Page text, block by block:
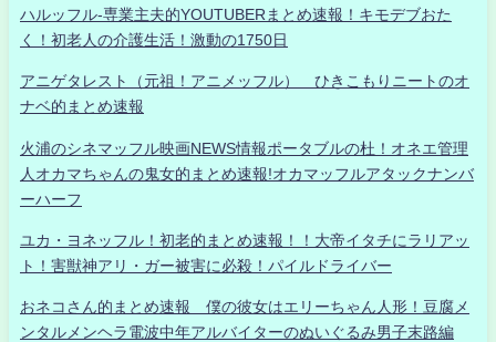
ハルッフル-専業主夫的YOUTUBERまとめ速報！キモデブおた
く！初老人の介護生活！激動の1750日
アニゲタレスト（元祖！アニメッフル） ひきこもりニートのオ
ナベ的まとめ速報
火浦のシネマッフル映画NEWS情報ポータブルの杜！オネエ管理
人オカマちゃんの鬼女的まとめ速報!オカマッフルアタックナンバ
ーハーフ
ユカ・ヨネッフル！初老的まとめ速報！！大帝イタチにラリアッ
ト！害獣神アリ・ガー被害に必殺！パイルドライバー
おネコさん的まとめ速報 僕の彼女はエリーちゃん人形！豆腐メ
ンタルメンヘラ電波中年アルバイターのぬいぐるみ男子末路編